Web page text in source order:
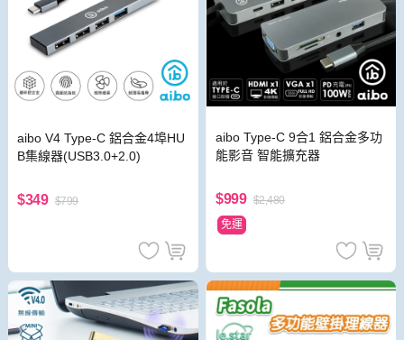
aibo V4 Type-C 鋁合金4埠HU
B集線器(USB3.0+2.0)
$349 $799
aibo Type-C 9合1 鋁合金多功
能影音 智能擴充器
$999 $2,480
免運